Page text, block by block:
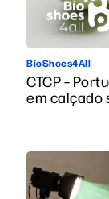
BioShoes4All
CTCP –
em calçado